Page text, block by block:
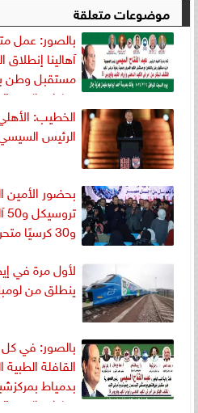
موضوعات متعلقة
بالصور: عمل
آهالينا إنطلاق
مستقبل وطن
قيادات
وابوحجازي ”
الخطيب:
الرئيس
و30 كرسيًا متحركًابمحافظة قنا
لأول مرة في
ينطلق من
بالصور: في كل
القافلة
بدمياط
قيادات